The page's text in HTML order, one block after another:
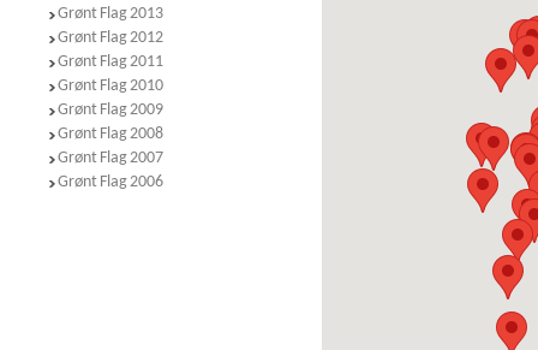
Grønt Flag 2013
Grønt Flag 2012
Grønt Flag 2011
Grønt Flag 2010
Grønt Flag 2009
Grønt Flag 2008
Grønt Flag 2007
Grønt Flag 2006